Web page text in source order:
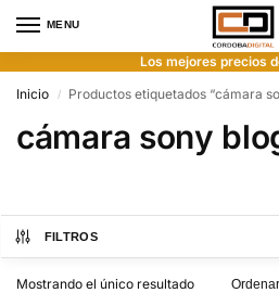
MENU
Los mejores precios
Inicio
/ Productos etiquetados “cámara
cámara sony
FILTROS
Mostrando el único resultado